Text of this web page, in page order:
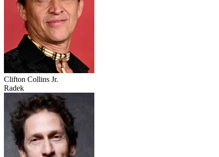
Clifton Collins Jr.
Radek